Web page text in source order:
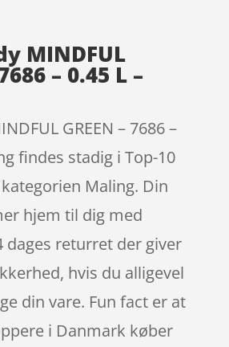
MINDFUL
– 0.45 L –
GREEN – 7686 –
findes stadig i Top-10
Maling. Din
hjem til dig med
dages returret der giver
hvis du alligevel
din vare. Fun fact er at
i Danmark køber